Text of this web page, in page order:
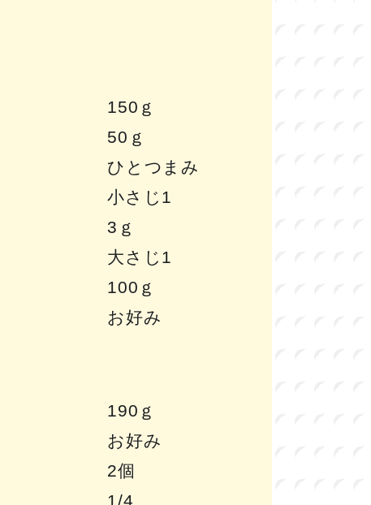
150ｇ
50ｇ
ひとつまみ
小さじ1
3ｇ
大さじ1
100ｇ
お好み
190ｇ
お好み
2個
1/4